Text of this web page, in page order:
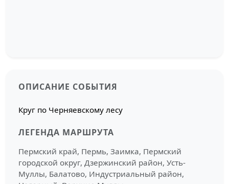
ОПИСАНИЕ СОБЫТИЯ
Круг по Черняевскому лесу
ЛЕГЕНДА МАРШРУТА
Пермский край, Пермь, Заимка, Пермский
городской округ, Дзержинский район, Усть-
Муллы, Балатово, Индустриальный район,